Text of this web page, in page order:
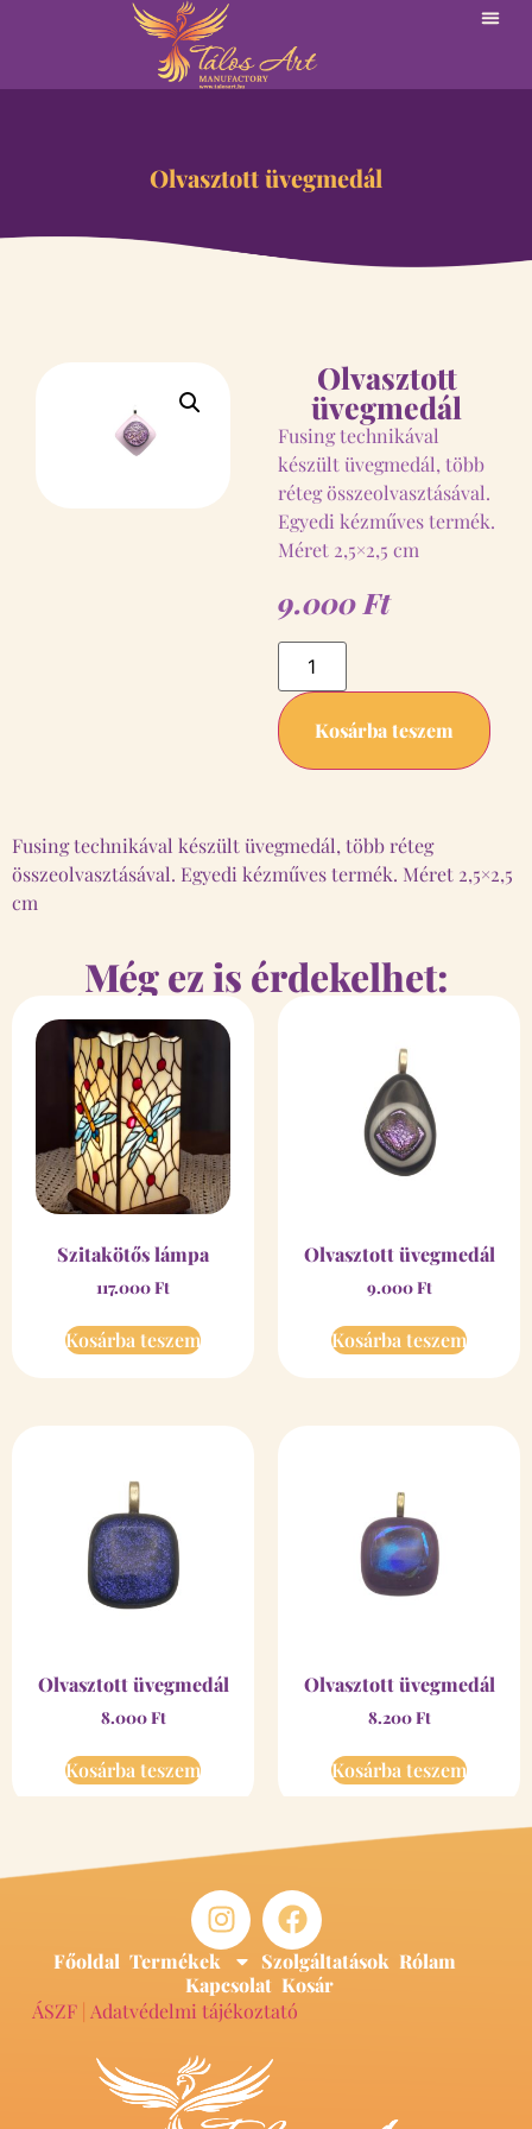
Olvasztott üvegmedál
Olvasztott
üvegmedál
Fusing technikával
készült üvegmedál, több
réteg összeolvasztásával.
Egyedi kézműves termék.
Méret 2,5×2,5 cm
9.000 Ft
Kosárba teszem
Fusing technikával készült üvegmedál, több réteg
összeolvasztásával. Egyedi kézműves termék. Méret 2,5×2,5
cm
Még ez is érdekelhet:
Szitakötős lámpa
117.000Ft
Kosárba teszem
Olvasztott üvegmedál
9.000Ft
Kosárba teszem
Olvasztott üvegmedál
8.000Ft
Kosárba teszem
Olvasztott üvegmedál
8.200Ft
Kosárba teszem
Főoldal Termékek Szolgáltatások Rólam
Kapcsolat Kosár
ÁSZF| Adatvédelmi tájékoztató